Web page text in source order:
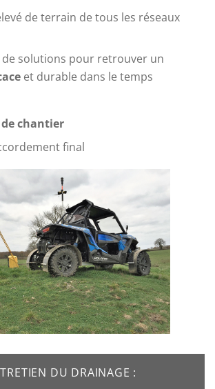
de terrain de tous les réseaux
de solutions pour retrouver un
et durable dans le temps
chantier
final
DU DRAINAGE :